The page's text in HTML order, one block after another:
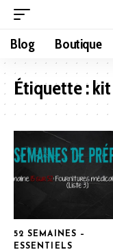
Blog Boutique
Étiquette :
52 SEMAINES –
ESSENTIELS